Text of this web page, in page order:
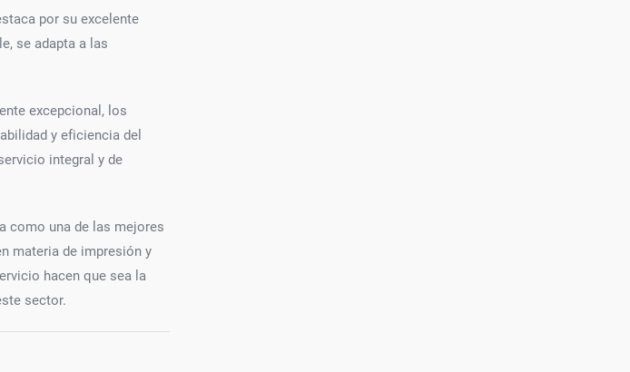
por su excelente
se adapta a las
excepcional, los
y eficiencia del
integral y de
como una de las mejores
materia de impresión y
hacen que sea la
sector.